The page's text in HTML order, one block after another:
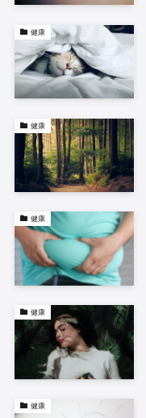
健康
健康
健康
健康
健康